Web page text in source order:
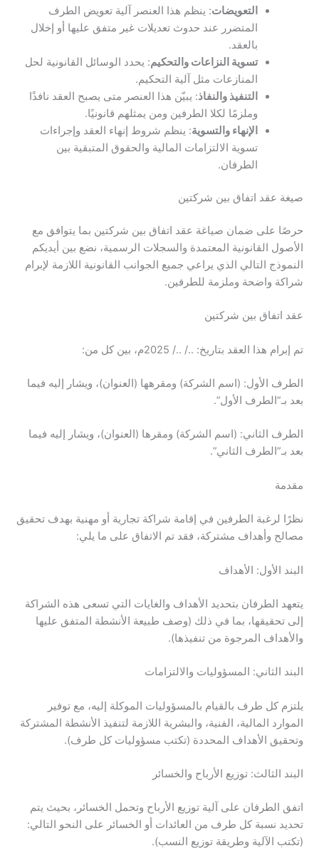
التعويضات: ينظم هذا العنصر آلية تعويض الطرف
المتضرر عند حدوث تعديلات غير متفق عليها أو إخلال
بالعقد.
تسوية النزاعات والتحكيم: يحدد الوسائل القانونية لحل
المنازعات مثل آلية التحكيم.
التنفيذ والنفاذ: يبيّن هذا العنصر متى يصبح العقد نافذًا
وملزمًا لكلا الطرفين ومن يمثلهم قانونيًا.
الإنهاء والتسوية: ينظم شروط إنهاء العقد وإجراءات
تسوية الالتزامات المالية والحقوق المتبقية بين
الطرفان.
صيغة عقد اتفاق بين شركتين
حرصًا على ضمان صياغة عقد اتفاق بين شركتين بما يتوافق مع
الأصول القانونية المعتمدة والسجلات الرسمية، نضع بين أيديكم
النموذج التالي الذي يراعي جميع الجوانب القانونية اللازمة لإبرام
شراكة واضحة وملزمة للطرفين.
عقد اتفاق بين شركتين
تم إبرام هذا العقد بتاريخ: ../ ../ 2025م، بين كل من:
الطرف الأول: (اسم الشركة) ومقرهها (العنوان)، ويشار إليه فيما
بعد بـ”الطرف الأول”.
الطرف الثاني: (اسم الشركة) ومقرها (العنوان)، ويشار إليه فيما
بعد بـ”الطرف الثاني”.
مقدمة
نظرًا لرغبة الطرفين في إقامة شراكة تجارية أو مهنية بهدف تحقيق
مصالح وأهداف مشتركة، فقد تم الاتفاق على ما يلي:
البند الأول: الأهداف
يتعهد الطرفان بتحديد الأهداف والغايات التي تسعى هذه الشراكة
إلى تحقيقها، بما في ذلك (وصف طبيعة الأنشطة المتفق عليها
والأهداف المرجوة من تنفيذها).
البند الثاني: المسؤوليات والالتزامات
يلتزم كل طرف بالقيام بالمسؤوليات الموكلة إليه، مع توفير
الموارد المالية، الفنية، والبشرية اللازمة لتنفيذ الأنشطة المشتركة
وتحقيق الأهداف المحددة (تكتب مسؤوليات كل طرف).
البند الثالث: توزيع الأرباح والخسائر
اتفق الطرفان على آلية توزيع الأرباح وتحمل الخسائر، بحيث يتم
تحديد نسبة كل طرف من العائدات أو الخسائر على النحو التالي:
(تكتب الآلية وطريقة توزيع النسب).